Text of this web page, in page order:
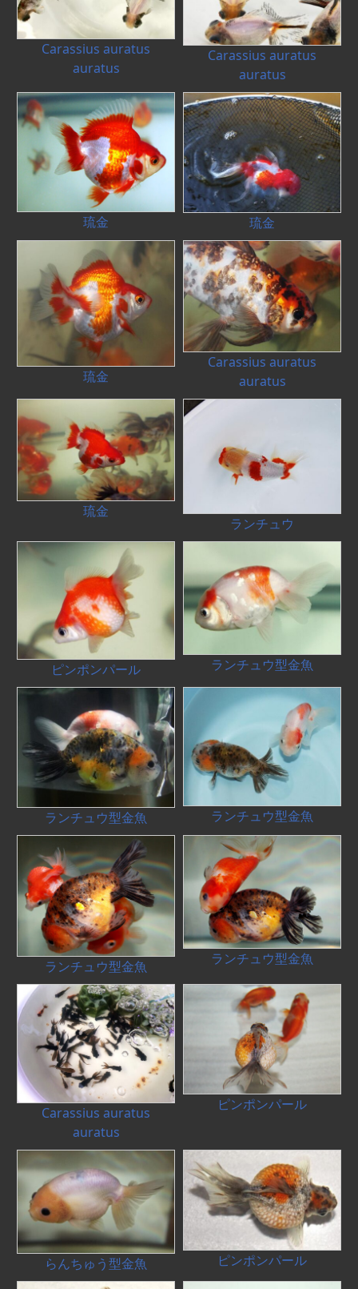
Carassius auratus
auratus
Carassius auratus
auratus
琉金 琉金
琉金
Carassius auratus
auratus
琉金
ランチュウ
ピンポンパール ランチュウ型金魚
ランチュウ型金魚 ランチュウ型金魚
ランチュウ型金魚 ランチュウ型金魚
Carassius auratus
auratus
ピンポンパール
らんちゅう型金魚 ピンポンパール